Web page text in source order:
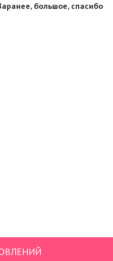
большое, спасибо